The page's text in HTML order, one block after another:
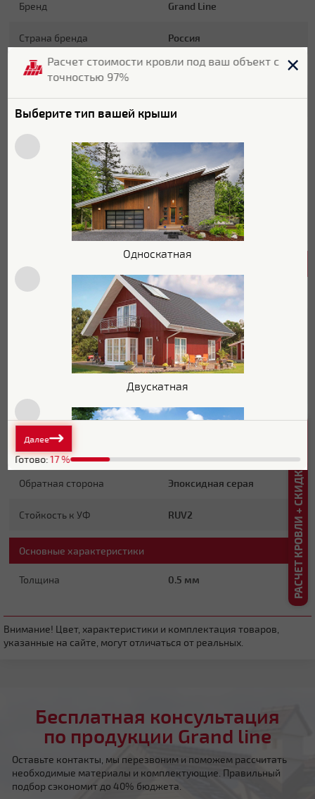
Бренд Grand Line
Страна бренда Россия
Страна производитель Россия
Гарантия 20 лет
Длина
440 мм
RAL 7016
Цветовой оттенок Серый
Характеристики поверхности
Покрытие Satin
Толщина полимерного
25 мкм
Текстура поверхности Гладкая
Глянцевая
Защитный слой Zn 100-140 г/м2
Основа покрытия
Обратная сторона Эпоксидная серая
Стойкость к УФ RUV2
Основные характеристики
Толщина 0.5 мм
Внимание! Цвет, характеристики и комплектация товаров,
указанные на сайте, могут отличаться от реальных.
Бесплатная консультация
по продукции Grand line
Оставьте контакты, мы перезвоним и поможем рассчитать
необходимые материалы и комплектующие. Правильный
подбор сэкономит до 40% бюджета.
РАСЧЕТ КРОВЛИ + СКИДКА ДО 20%
Расчет стоимости кровли под ваш объект с
точностью 97%
Выберите тип вашей крыши
Односкатная
Двускатная
Плоская
Четырехскатная вальмовая
Четырехскатная шатровая
Готово:17%
Далее